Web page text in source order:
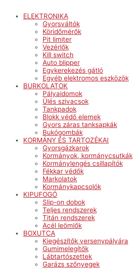
ELEKTRONIKA
Gyorsváltók
Köridőmérők
Pit limiter
Vezérlők
Kill switch
Auto blipper
Egykerekezés gátló
Egyéb elektromos eszközök
BURKOLATOK
Pályaidomok
Ülés szivacsok
Tankpadok
Blokk védő elemek
Gyors záras tanksapkák
Bukógombák
KORMÁNY ÉS TARTOZÉKAI
Gyorsgázkarok
Kormányok, kormánycsutkák
Kormánylengés csillapítók
Fékkar védők
Markolatok
Kormánykapcsolók
KIPUFOGÓ
Slip-on dobok
Teljes rendszerek
Titán rendszerek
Acél leömlők
BOXUTCA
Kiegészítők versenypályára
Gumimelegítők
Lábtartószettek
Garázs szőnyegek